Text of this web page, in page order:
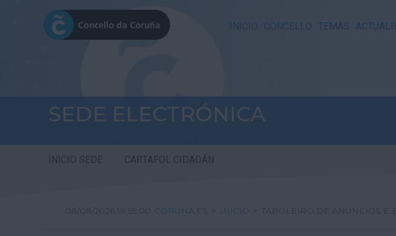
INICIO CONCELLO TEMAS
SEDE ELECTRÓNICA
INICIO SEDE CARTAFOL CIDADÁN
08/08/2026 18:59:00 CORUNA.ES > INICIO > TABOLEIRO DE ANUNCIOS E